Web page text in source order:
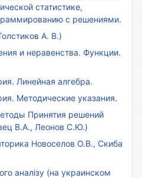
статистике,
с решениями.
А. В.)
и неравенства. Функции.
Линейная алгебра.
Методические указания.
Принятия решений
В.А., Леонов С.Ю.)
Новоселов О.В., Скиба
аналізу (на украинском